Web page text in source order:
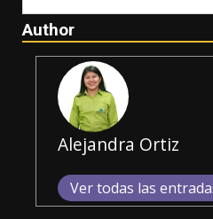
Author
Alejandra Ortiz
Ver todas las